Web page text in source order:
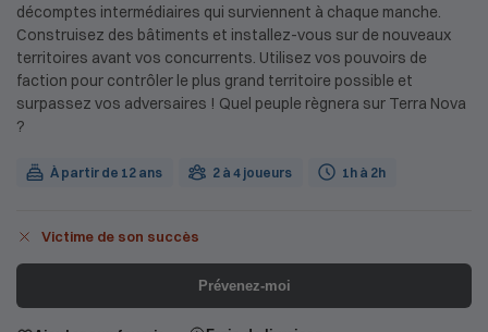
décomptes intermédiaires qui surviennent à chaque manche.
Construisez des bâtiments et installez-vous sur de nouveaux
territoires avant vos concurrents. Utilisez vos pouvoirs de
faction pour contrôler le plus grand territoire possible et
surpassez vos adversaires ! Quel peuple règnera sur Terra Nova
?
À partir de 12 ans 2 à 4 joueurs 1h à 2h
Victime de son succès
Prévenez-moi